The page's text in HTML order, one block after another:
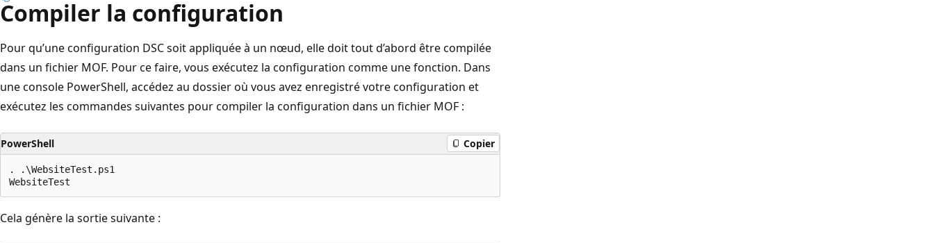
Compiler la configuration
Pour qu’une configuration DSC soit appliquée à un nœud, elle doit tout d’abord être compilée
dans un fichier MOF. Pour ce faire, vous exécutez la configuration comme une fonction. Dans
une console PowerShell, accédez au dossier où vous avez enregistré votre configuration et
exécutez les commandes suivantes pour compiler la configuration dans un fichier MOF :
PowerShell Copier
. .\WebsiteTest.ps1
Cela génère la sortie suivante :